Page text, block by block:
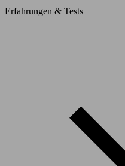
Erfahrungen & Tests